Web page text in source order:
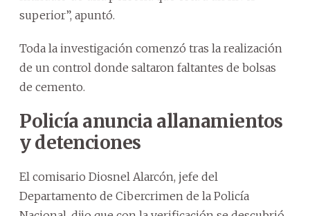
superior”, apuntó.
Toda la investigación comenzó tras la realización
de un control donde saltaron faltantes de bolsas
de cemento.
Policía anuncia allanamientos
y detenciones
El comisario Diosnel Alarcón, jefe del
Departamento de Cibercrimen de la Policía